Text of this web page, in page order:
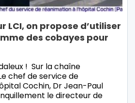
LCI, on propose d’utiliser
des cobayes pour
! Sur la chaîne
chef de service de
Cochin, Dr Jean-Paul
le directeur de